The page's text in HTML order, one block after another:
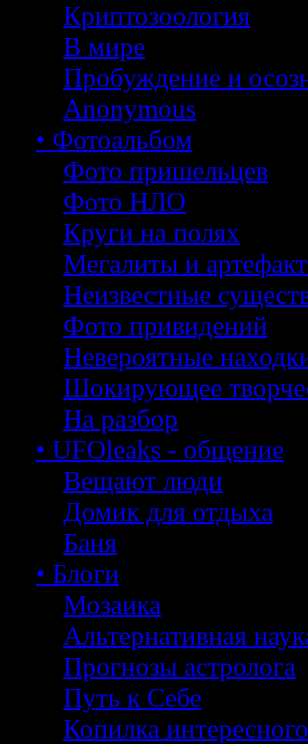
Криптозоология
В мире
Пробуждение и
Anonymous
• Фотоальбом
Фото пришельцев
Фото НЛО
Круги на полях
Мегалиты и
Неизвестные
Фото привидений
Невероятные
Шокирующее
На разбор
• UFOleaks - общение
Вещают люди
Домик для отдыха
Баня
• Блоги
Мозаика
Альтернативная
Прогнозы астролога
Путь к Себе
Копилка интересного